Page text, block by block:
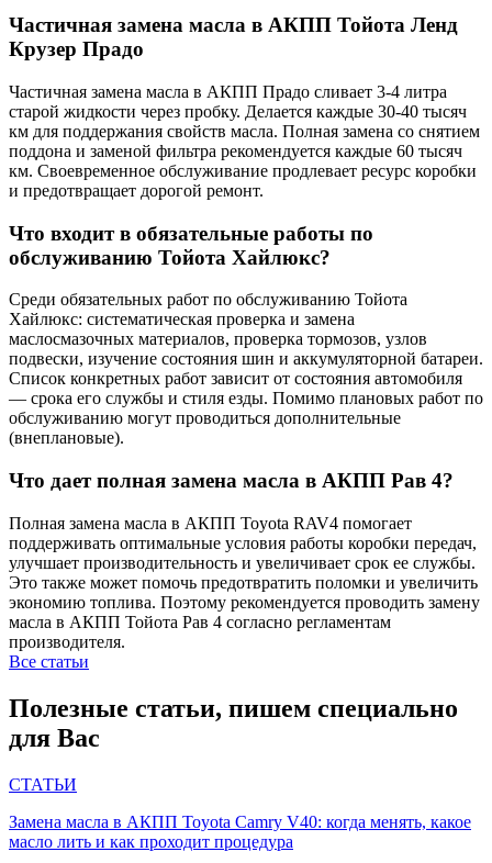
Частичная замена масла в АКПП Тойота Ленд
Крузер Прадо
Частичная замена масла в АКПП Прадо сливает 3-4 литра
старой жидкости через пробку. Делается каждые 30-40 тысяч
км для поддержания свойств масла. Полная замена со снятием
поддона и заменой фильтра рекомендуется каждые 60 тысяч
км. Своевременное обслуживание продлевает ресурс коробки
и предотвращает дорогой ремонт.
Что входит в обязательные работы по
обслуживанию Тойота Хайлюкс?
Среди обязательных работ по обслуживанию Тойота
Хайлюкс: систематическая проверка и замена
маслосмазочных материалов, проверка тормозов, узлов
подвески, изучение состояния шин и аккумуляторной батареи.
Список конкретных работ зависит от состояния автомобиля
— срока его службы и стиля езды. Помимо плановых работ по
обслуживанию могут проводиться дополнительные
(внеплановые).
Что дает полная замена масла в АКПП Рав 4?
Полная замена масла в АКПП Toyota RAV4 помогает
поддерживать оптимальные условия работы коробки передач,
улучшает производительность и увеличивает срок ее службы.
Это также может помочь предотвратить поломки и увеличить
экономию топлива. Поэтому рекомендуется проводить замену
масла в АКПП Тойота Рав 4 согласно регламентам
производителя.
Все статьи
Полезные статьи, пишем специально
для Вас
СТАТЬИ
Замена масла в АКПП Toyota Camry V40: когда менять, какое
масло лить и как проходит процедура